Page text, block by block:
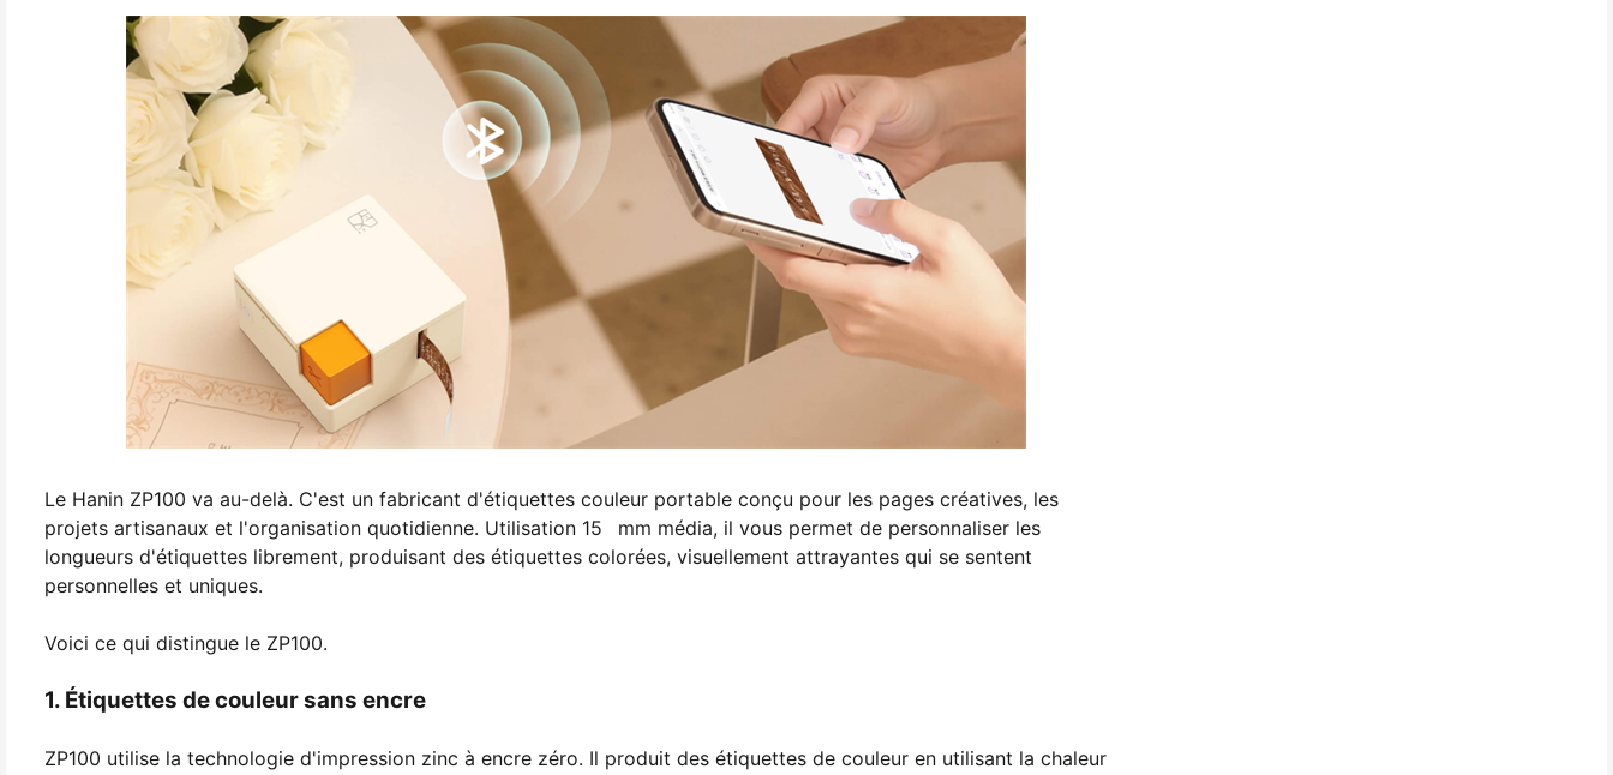
Le Hanin ZP100 va au-delà. C'est un fabricant d'étiquettes couleur portable conçu pour les pages créatives, les
projets artisanaux et l'organisation quotidienne. Utilisation 15 mm média, il vous permet de personnaliser les
longueurs d'étiquettes librement, produisant des étiquettes colorées, visuellement attrayantes qui se sentent
personnelles et uniques.
Voici ce qui distingue le ZP100.
1. Étiquettes de couleur sans encre
ZP100 utilise la technologie d'impression zinc à encre zéro. Il produit des étiquettes de couleur en utilisant la chaleur